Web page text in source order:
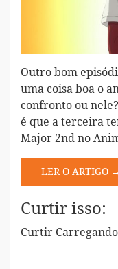
Outro bom
uma coisa boa o
confronto ou
é que a terceira
Major 2nd no
LER O ARTIGO →
Curtir isso:
Curtir